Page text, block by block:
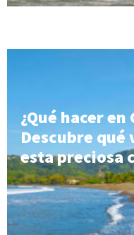
¿Qué hacer
Descubre
esta preciosa